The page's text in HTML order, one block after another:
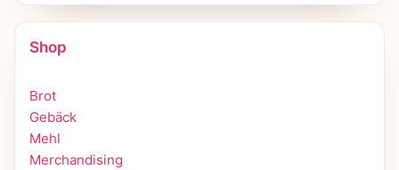
Shop
Brot
Gebäck
Mehl
Merchandising